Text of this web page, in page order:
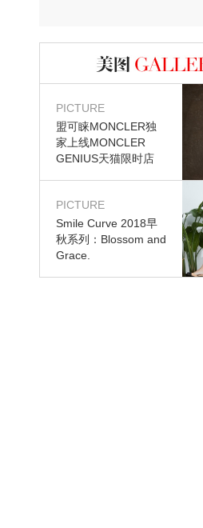
图库
PICTURE
盟可睐MONCLER独
家上线MONCLER
GENIUS天猫限时店
PICTURE
Smile Curve 2018早
秋系列：Blossom and
Grace.